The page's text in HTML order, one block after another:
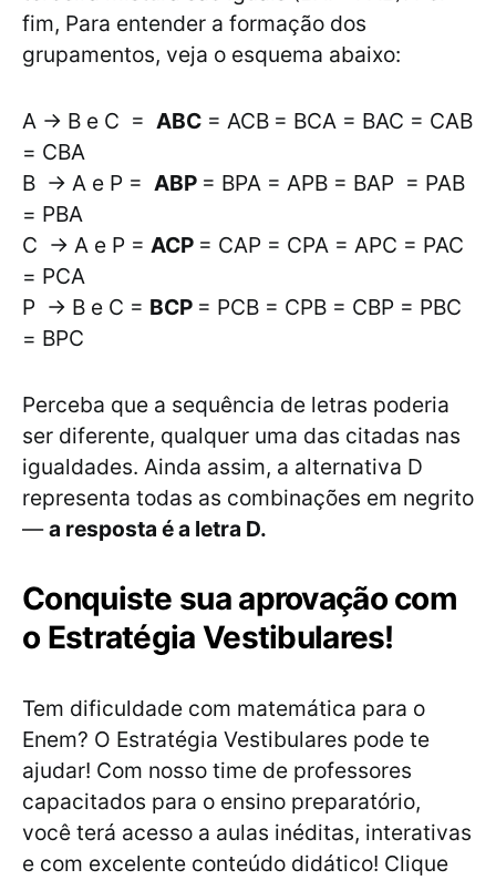
fim, Para entender a formação dos
grupamentos, veja o esquema abaixo:
A → B e C = ABC = ACB = BCA = BAC = CAB
= CBA
B → A e P = ABP = BPA = APB = BAP = PAB
= PBA
C → A e P = ACP = CAP = CPA = APC = PAC
= PCA
P → B e C = BCP = PCB = CPB = CBP = PBC
= BPC
Perceba que a sequência de letras poderia
ser diferente, qualquer uma das citadas nas
igualdades. Ainda assim, a alternativa D
representa todas as combinações em negrito
—a resposta é a letra D.
Conquiste sua aprovação com
o Estratégia Vestibulares!
Tem dificuldade com matemática para o
Enem? O Estratégia Vestibulares pode te
ajudar! Com nosso time de professores
capacitados para o ensino preparatório,
você terá acesso a aulas inéditas, interativas
e com excelente conteúdo didático! Clique